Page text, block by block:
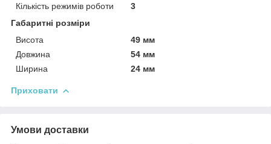
Кількість режимів роботи
3
Габаритні розміри
Висота
49 мм
Довжина
54 мм
Ширина
24 мм
Приховати
Умови доставки